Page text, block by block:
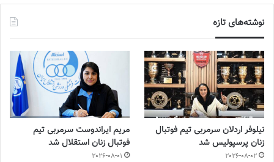
نوشته‌های تازه
نیلوفر اردلان سرمربی تیم فوتبال
زنان پرسپولیس شد
2026-08-02
مریم ایراندوست سرمربی تیم
فوتبال زنان استقلال شد
2026-08-01